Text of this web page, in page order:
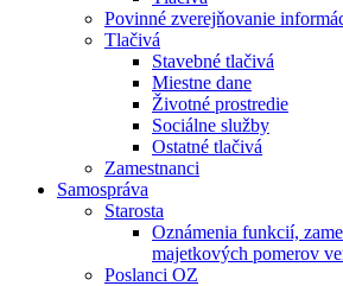
Povinné zverejňovanie
Tlačivá
Stavebné tlačivá
Miestne dane
Životné prostredie
Sociálne služby
Ostatné tlačivá
Zamestnanci
Samospráva
Starosta
Oznámenia funkcií,
majetkových pomerov
Poslanci OZ